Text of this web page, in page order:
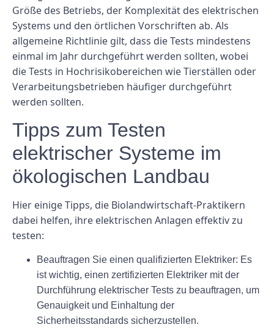
Größe des Betriebs, der Komplexität des elektrischen
Systems und den örtlichen Vorschriften ab. Als
allgemeine Richtlinie gilt, dass die Tests mindestens
einmal im Jahr durchgeführt werden sollten, wobei
die Tests in Hochrisikobereichen wie Tierställen oder
Verarbeitungsbetrieben häufiger durchgeführt
werden sollten.
Tipps zum Testen
elektrischer Systeme im
ökologischen Landbau
Hier einige Tipps, die Biolandwirtschaft-Praktikern
dabei helfen, ihre elektrischen Anlagen effektiv zu
testen:
Beauftragen Sie einen qualifizierten Elektriker: Es
ist wichtig, einen zertifizierten Elektriker mit der
Durchführung elektrischer Tests zu beauftragen, um
Genauigkeit und Einhaltung der
Sicherheitsstandards sicherzustellen.